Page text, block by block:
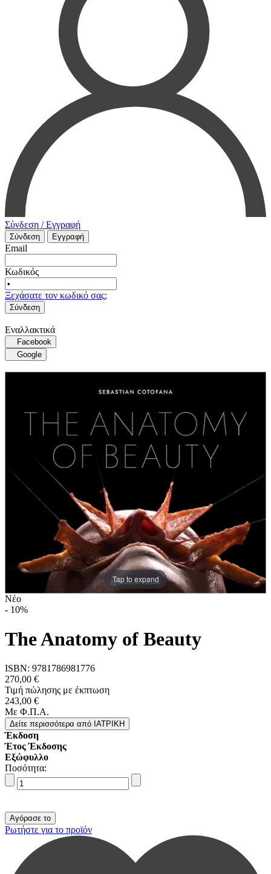
Σύνδεση / Εγγραφή
Σύνδεση Εγγραφή
Email
Κωδικός
Ξεχάσατε τον κωδικό σας;
Σύνδεση
Εναλλακτικά
Facebook
Google
Tap to expand
Νέο
- 10%
The Anatomy of Beauty
ISBN: 9781786981776
270,00 €
Τιμή πώλησης με έκπτωση
243,00 €
Με Φ.Π.Α.
Δείτε περισσότερα από IΑΤΡΙΚΗ
Έκδοση
Έτος Έκδοσης
Εξώφυλλο
Ποσότητα:
Ρωτήστε για το προϊόν